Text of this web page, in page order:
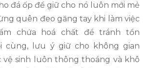
đá ốp để giữ cho nó luôn mới mẻ
quên đeo găng tay khi làm việc
chứa hoá chất để tránh tổn
cùng, lưu ý giữ cho không gian
sinh luôn thông thoáng và khô